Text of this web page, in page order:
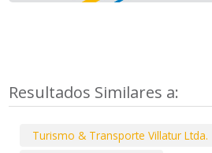
Resultados Similares a:
Turismo & Transporte Villatur Ltda.